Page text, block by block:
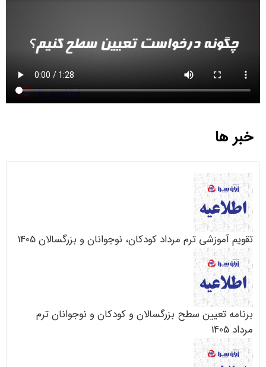
خبر ها
تقویم آموزشی ترم مرداد کودکان، نوجوانان و بزرگسالان 1405
برنامه تعیین سطح بزرگسالان و کودکان و نوجوانان ترم
مرداد 1405